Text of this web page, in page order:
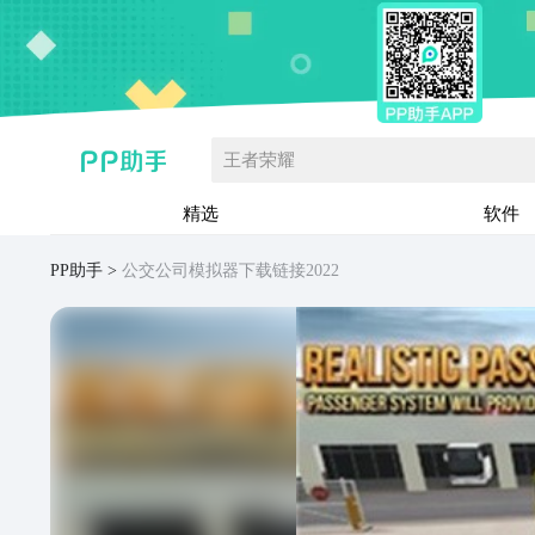
王者荣耀
精选 软件
PP助手 公交公司模拟器下载链接2022